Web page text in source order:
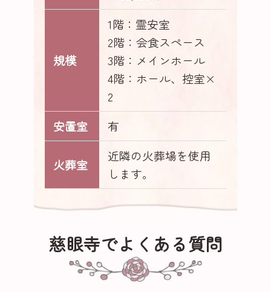
規模
1階：霊安室
2階：会食スペース
3階：メインホール
4階：ホール、控室×
2
安置室
有
火葬室
近隣の火葬場を使用
します。
慈眼寺でよくある質問